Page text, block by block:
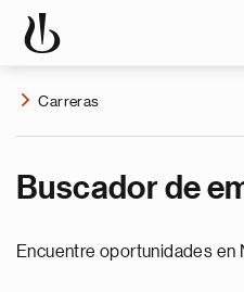
Carreras
Buscador de
Encuentre oportunidades en